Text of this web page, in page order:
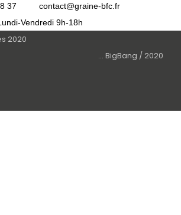
37
contact@graine-bfc.fr
Vendredi 9h-18h
2020
... BigBang / 2020